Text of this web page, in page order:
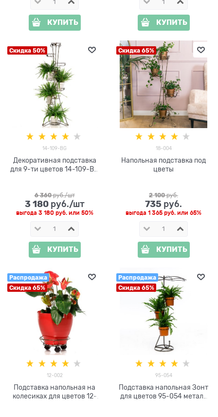
КУПИТЬ КУПИТЬ
Скидка 50%
14-109-BG
Декоративная подставка
для 9-ти цветов 14-109-BG
6 360 руб./шт
3 180 руб./шт
выгода 3 180 руб.или 50%
КУПИТЬ
Скидка 65%
18-004
Напольная подставка под
цветы
2 100 руб.
735 руб.
выгода 1 365 руб. или 65%
КУПИТЬ
Распродажа
Скидка 65%
12-002
Подставка напольная на
колесиках для цветов 12-
Распродажа
Скидка 65%
95-054
Подставка напольная Зонт
для цветов 95-054 металл